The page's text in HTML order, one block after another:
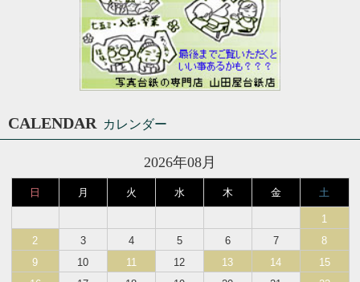
CALENDAR カレンダー
2026年08月
日 月 火 水 木 金 土
1
2
3 4 5 6 7
8
9
10 11 12 13 14
15